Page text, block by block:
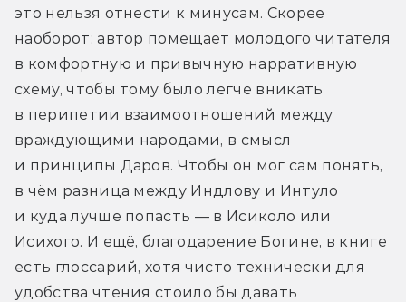
это нельзя отнести к минусам. Скорее
наоборот: автор помещает молодого читателя
в комфортную и привычную нарративную
схему, чтобы тому было легче вникать
в перипетии взаимоотношений между
враждующими народами, в смысл
и принципы Даров. Чтобы он мог сам понять,
в чём разница между Индлову и Интуло
и куда лучше попасть — в Исиколо или
Исихого. И ещё, благодарение Богине, в книге
есть глоссарий, хотя чисто технически для
удобства чтения стоило бы давать